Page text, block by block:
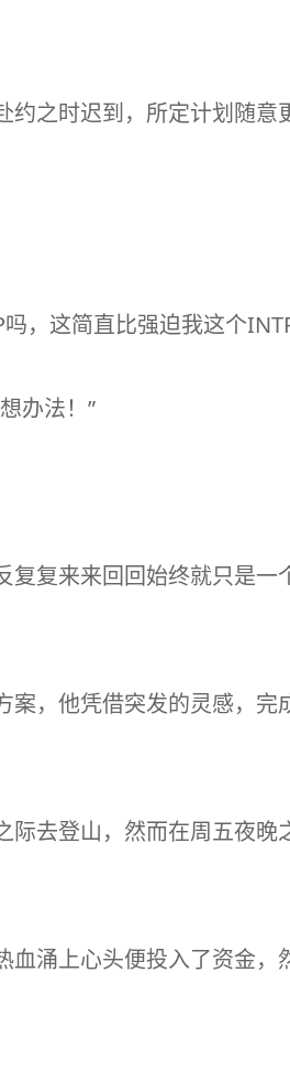
约之时迟到，所定计划随意
，这简直比强迫我这个
办法！”
复来来回回始终就只是一
案，他凭借突发的灵感，完
际去登山，然而在周五夜
血涌上心头便投入了资金